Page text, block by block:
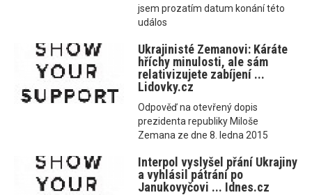
jsem prozatím datum konání této
událos
Ukrajinisté Zemanovi: Káráte
hříchy minulosti, ale sám
relativizujete zabíjení ...
Lidovky.cz
Odpověď na otevřený dopis
prezidenta republiky Miloše
Zemana ze dne 8. ledna 2015
Interpol vyslyšel přání Ukrajiny
a vyhlásil pátrání po
Janukovyčovi ... Idnes.cz